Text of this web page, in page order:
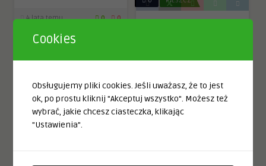
4 lata temu 0 0
Gutshaus – Kirche –
Bauernhof
Pieszcz koło Sławna
0.0 Napisane przezSławno
= Schlawe
Dorfstraße
Cookies
Obsługujemy pliki cookies. Jeśli uważasz, że to jest
ok, po prostu kliknij "Akceptuj wszystko". Możesz też
wybrać, jakie chcesz ciasteczka, klikając
"Ustawienia".